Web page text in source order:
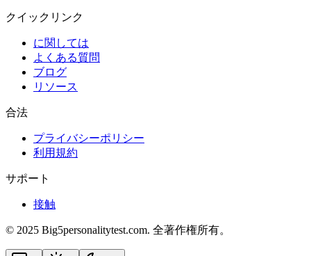
クイックリンク
に関しては
よくある質問
ブログ
リソース
合法
プライバシーポリシー
利用規約
サポート
接触
© 2025 Big5personalitytest.com. 全著作権所有。